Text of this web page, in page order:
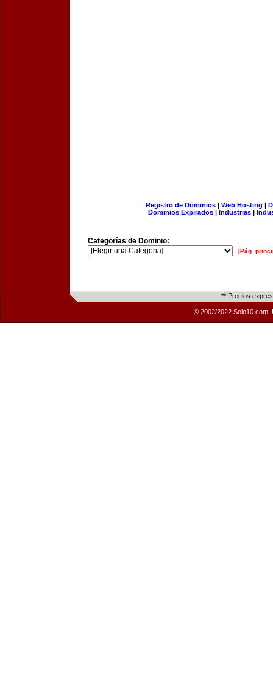
Registro de Dominios| Web Hosting |
Dominios Expirados | Industrias |
Categorías de Dominio:
[Pág.
** Precios
© 2002/2022 Solo10.com